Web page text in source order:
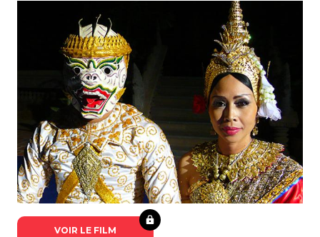
VOIR LE FILM